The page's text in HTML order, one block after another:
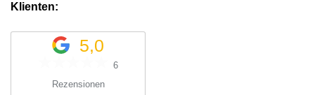
Klienten:
5,0
6
Rezensionen